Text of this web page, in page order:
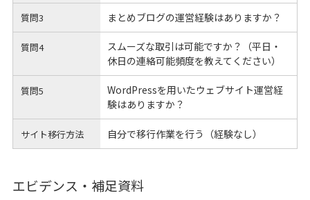
質問3 まとめブログの運営経験はありますか？
質問4
スムーズな取引は可能ですか？（平日・
休日の連絡可能頻度を教えてください）
質問5
WordPressを用いたウェブサイト運営経
験はありますか？
サイト移行方法 自分で移行作業を行う（経験なし）
エビデンス・補足資料